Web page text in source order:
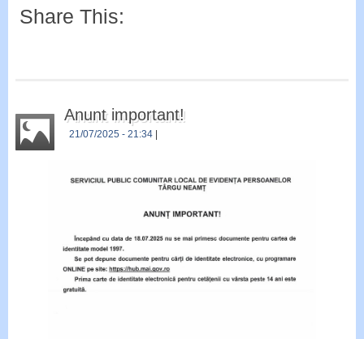
Share This:
Anunt important!
21/07/2025 - 21:34